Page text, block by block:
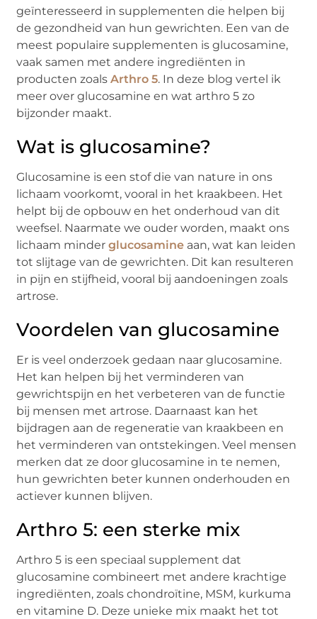
geïnteresseerd in supplementen die helpen bij
de gezondheid van hun gewrichten. Een van de
meest populaire supplementen isglucosamine,
vaak samen met andere ingrediënten in
producten zoalsArthro 5. In deze blog vertel ik
meer overglucosamine en wat arthro 5 zo
bijzonder maakt.
Wat is glucosamine?
Glucosamine is een stof die van nature in ons
lichaam voorkomt, vooral in het kraakbeen. Het
helpt bij de opbouw en het onderhoud van dit
weefsel. Naarmate we ouder worden, maakt ons
lichaam minderglucosamine aan, wat kan leiden
tot slijtage van de gewrichten. Dit kan resulteren
in pijn en stijfheid, vooral bij aandoeningen zoals
artrose.
Voordelen van glucosamine
Er is veel onderzoek gedaan naarglucosamine.
Het kan helpen bij het verminderen van
gewrichtspijn en het verbeteren van de functie
bij mensen met artrose. Daarnaast kan het
bijdragen aan de regeneratie van kraakbeen en
het verminderen van ontstekingen. Veel mensen
merken dat ze doorglucosamine in te nemen,
hun gewrichten beter kunnen onderhouden en
actiever kunnen blijven.
Arthro 5: eensterke mix
Arthro 5 is een speciaal supplement dat
glucosamine combineert met andere krachtige
ingrediënten, zoalschondroïtine, MSM, kurkuma
en vitamine D. Deze unieke mix maakt het tot